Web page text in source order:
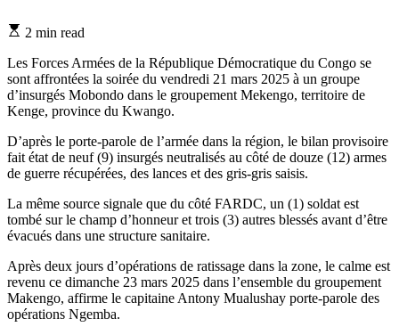
Estimated
time
2 min read
Les Forces Armées de la République Démocratique du Congo se
sont affrontées la soirée du vendredi 21 mars 2025 à un groupe
d’insurgés Mobondo dans le groupement Mekengo, territoire de
Kenge, province du Kwango.
D’après le porte-parole de l’armée dans la région, le bilan provisoire
fait état de neuf (9) insurgés neutralisés au côté de douze (12) armes
de guerre récupérées, des lances et des gris-gris saisis.
La même source signale que du côté FARDC, un (1) soldat est
tombé sur le champ d’honneur et trois (3) autres blessés avant d’être
évacués dans une structure sanitaire.
Après deux jours d’opérations de ratissage dans la zone, le calme est
revenu ce dimanche 23 mars 2025 dans l’ensemble du groupement
Makengo, affirme le capitaine Antony Mualushay porte-parole des
opérations Ngemba.